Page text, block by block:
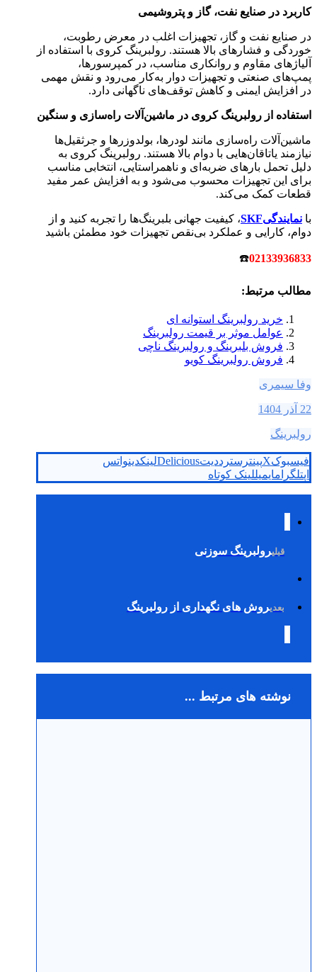
کاربرد در صنایع نفت، گاز و پتروشیمی
در صنایع نفت و گاز، تجهیزات اغلب در معرض رطوبت،
خوردگی و فشارهای بالا هستند. رولبرینگ کروی با استفاده از
آلیاژهای مقاوم و روانکاری مناسب، در کمپرسورها،
پمپ‌های صنعتی و تجهیزات دوار به‌کار می‌رود و نقش مهمی
در افزایش ایمنی و کاهش توقف‌های ناگهانی دارد.
استفاده از رولبرینگ کروی در ماشین‌آلات راه‌سازی و سنگین
ماشین‌آلات راه‌سازی مانند لودرها، بولدوزرها و جرثقیل‌ها
نیازمند یاتاقان‌هایی با دوام بالا هستند. رولبرینگ کروی به
دلیل تحمل بارهای ضربه‌ای و ناهمراستایی، انتخابی مناسب
برای این تجهیزات محسوب می‌شود و به افزایش عمر مفید
قطعات کمک می‌کند.
با نمایندگیSKF
، کیفیت جهانی بلبرینگ‌ها را تجربه کنید و از
دوام، کارایی و عملکرد بی‌نقص تجهیزات خود مطمئن باشید
02133936833
☎️
مطالب مرتبط:
خرید رولبرینگ استوانه ای
عوامل موثر بر قیمت رولبرینگ
فروش بلبرینگ و رولبرینگ ناچی
فروش رولبرینگ کویو
وفا سیمری
22 آذر 1404
رولبرینگ
فیسبوکXپینترسترددیتDeliciousلینکدینواتس
اپتلگرامایمیللینک کوتاه
قبلیرولبرینگ سوزنی
بعدیروش های نگهداری از رولبرینگ
نوشته های مرتبط ...